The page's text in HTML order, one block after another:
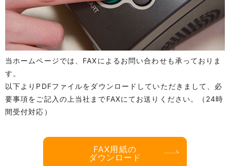
当ホームページでは、FAXによるお問い合わせも承っておりま
す。
以下よりPDFファイルをダウンロードしていただきまして、必
要事項をご記入の上当社までFAXにてお送りください。（24時
間受付対応）
FAX用紙の
ダウンロード